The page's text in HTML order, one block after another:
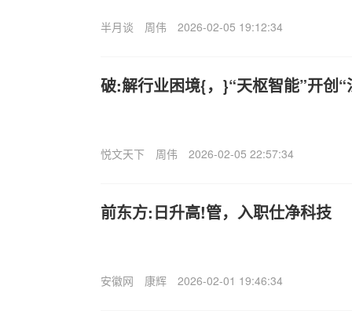
半月谈 周伟 2026-02-05 19:12:34
破:解行业困境{，}“天枢智能”开创“
悦文天下 周伟 2026-02-05 22:57:34
前东方:日升高!管，入职仕净科技
安徽网 康辉 2026-02-01 19:46:34